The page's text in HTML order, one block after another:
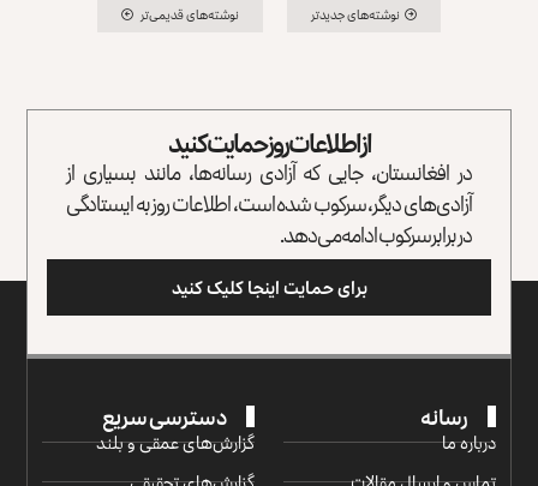
نوشته‌های جدیدتر نوشته‌های قدیمی‌تر
از اطلاعات روز حمایت کنید
در افغانستان، جایی که آزادی رسانه‌ها، مانند بسیاری از
آزادی‌های دیگر، سرکوب شده است، اطلاعات روز به ایستادگی
در برابر سرکوب ادامه می‌دهد.
برای حمایت اینجا کلیک کنید
رسانه
درباره ما
دسترسی سریع
گزارش‌‌های عمقی و بلند